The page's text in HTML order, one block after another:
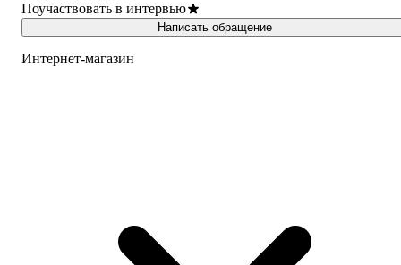
Поучаствовать в интервью
Написать обращение
Интернет-магазин